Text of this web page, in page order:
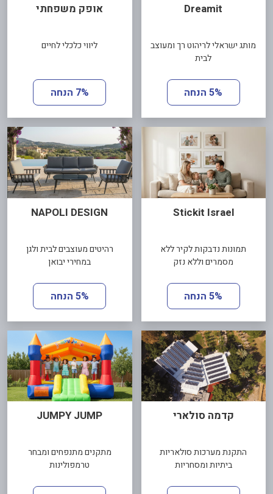
Dreamit
מותג ישראלי לריהוט רך ומעוצב
לבית
5% הנחה
אופק משפחתי
ליווי כלכלי לחיים
7% הנחה
Stickit Israel
תמונות נדבקות לקיר ללא
מסמרים וללא נזק
5% הנחה
NAPOLI DESIGN
רהיטים מעוצבים לבית ולגן
במחירי יבואן
5% הנחה
קדמה סולארי
התקנת מערכות סולאריות
ביתיות ומסחריות
JUMPY JUMP
מתקנים מתנפחים ומבחר
טרמפולינות